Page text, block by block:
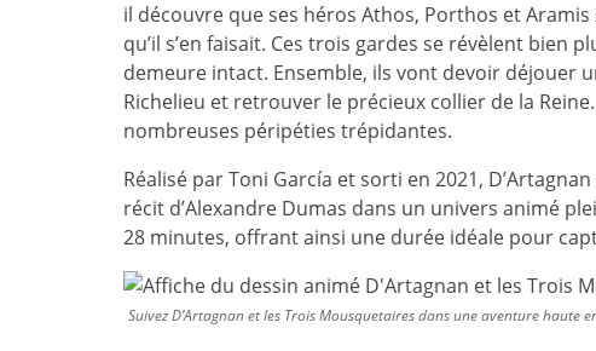
il découvre que ses héros Athos, Porthos et
qu’il s’en faisait. Ces trois gardes se révèlent bien
demeure intact. Ensemble, ils vont devoir déjouer
Richelieu et retrouver le précieux collier de la
nombreuses péripéties trépidantes.
Réalisé par Toni García et sorti en 2021,
récit d’Alexandre Dumas dans un univers animé
28 minutes, offrant ainsi une durée idéale pour
Suivez D’Artagnan et les Trois Mousquetaires dans une aventure haute